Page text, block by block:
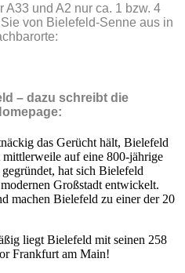
und A2 nur ca. 1 bzw. 4
von Bielefeld-Senne aus in
– dazu schreibt die
das Gerücht hält, Bielefeld
mittlerweile auf eine 800-jährige
hat sich Bielefeld
Großstadt entwickelt.
machen Bielefeld zu einer der 20
liegt Bielefeld mit seinen 258
Frankfurt am Main!